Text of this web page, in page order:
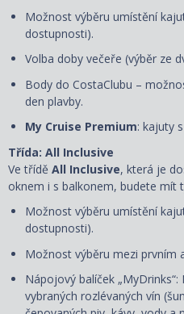
Možnost výběru umístění
dostupnosti).
Volba doby večeře (výběr ze
Body do CostaClubu –
den plavby.
My Cruise Premium: kajuty
Třída: All Inclusive
Ve třídě All Inclusive, která je
oknem i s balkonem, budete mít
Možnost výběru umístění
dostupnosti).
Možnost výběru mezi prvním
Nápojový balíček
vybraných rozlévaných vín